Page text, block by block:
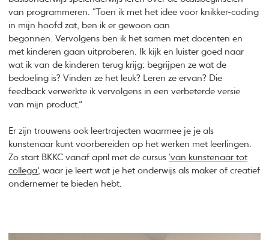
van programmeren. “Toen ik met het idee voor knikker-coding
in mijn hoofd zat, ben ik er gewoon aan
begonnen. Vervolgens ben ik het samen met docenten en
met kinderen gaan uitproberen. Ik kijk en luister goed naar
wat ik van de kinderen terug krijg: begrijpen ze wat de
bedoeling is? Vinden ze het leuk? Leren ze ervan? Die
feedback verwerkte ik vervolgens in een verbeterde versie
van mijn product.”
Er zijn trouwens ook leertrajecten waarmee je je als
kunstenaar kunt voorbereiden op het werken met leerlingen.
Zo start BKKC vanaf april met de cursus ‘van kunstenaar tot
collega’, waar je leert wat je het onderwijs als maker of creatief
ondernemer te bieden hebt.